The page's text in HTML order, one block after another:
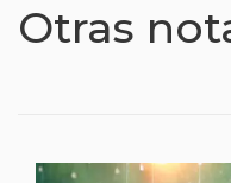
Otras